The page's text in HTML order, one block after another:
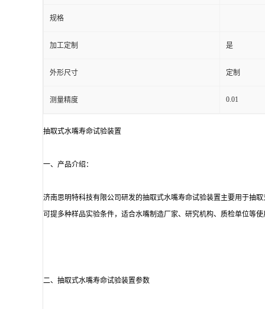
规格
加工定制 是
外形尺寸 定制
测量精度 0.01
抽取式水嘴寿命试验装置
一、产品介绍：
济南思明特科技有限公司研发的抽取式水嘴寿命试验装置主要用于抽
可提多种样品实验条件，适合水嘴制造厂家、研究机构、质检单位等使
二、 抽取式水嘴寿命试验装置参数